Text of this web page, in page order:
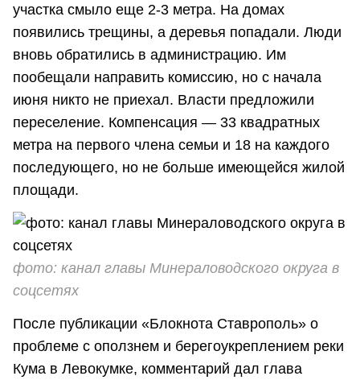
участка смыло еще 2-3 метра. На домах
появились трещины, а деревья попадали. Люди
вновь обратились в администрацию. Им
пообещали направить комиссию, но с начала
июня никто не приехал. Власти предложили
переселение. Компенсация — 33 квадратных
метра на первого члена семьи и 18 на каждого
последующего, но не больше имеющейся жилой
площади.
фото: канал главы Минераловодского округа в
соцсетях
После публикации «Блокнота Ставрополь» о
проблеме с оползнем и берегоукреплением реки
Кума в Левокумке, комментарий дал глава